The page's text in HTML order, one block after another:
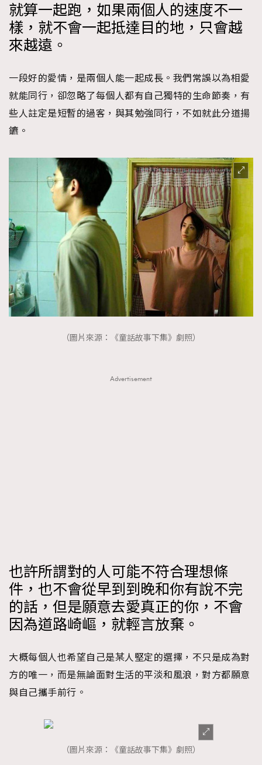
就算一起跑，如果兩個人的速度不一
樣，就不會一起抵達目的地，只會越
來越遠。
一段好的愛情，是兩個人能一起成長。我們常誤以為相愛
就能同行，卻忽略了每個人都有自己獨特的生命節奏，有
些人註定是短暫的過客，與其勉強同行，不如就此分道揚
鑣。
（圖片來源：《童話故事下集》劇照）
Advertisement
也許所謂對的人可能不符合理想條
件，也不會從早到到晚和你有說不完
的話，但是願意去愛真正的你，不會
因為道路崎嶇，就輕言放棄。
大概每個人也希望自己是某人堅定的選擇，不只是成為對
方的唯一，而是無論面對生活的平淡和風浪，對方都願意
與自己攜手前行。
（圖片來源：《童話故事下集》劇照）